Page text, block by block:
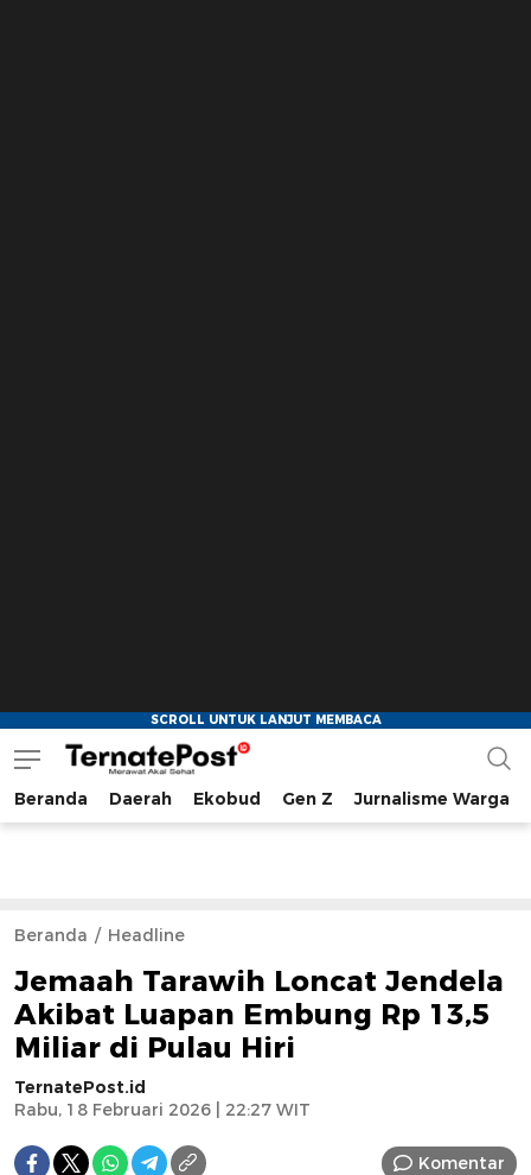
TernatePost.id
merawat akal sehat
Beranda Daerah Ekobud Gen Z Jurnalisme Warga
Beranda Headline
Jemaah Tarawih Loncat Jendela
Akibat Luapan Embung Rp 13,5
Miliar di Pulau Hiri
TernatePost.id
Rabu, 18 Februari 2026 | 22:27 WIT
Komentar